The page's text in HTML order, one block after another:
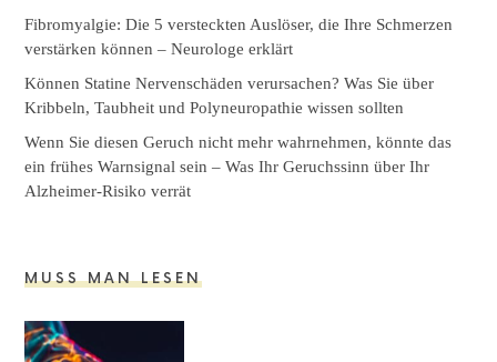
Fibromyalgie: Die 5 versteckten Auslöser, die Ihre Schmerzen
verstärken können – Neurologe erklärt
Können Statine Nervenschäden verursachen? Was Sie über
Kribbeln, Taubheit und Polyneuropathie wissen sollten
Wenn Sie diesen Geruch nicht mehr wahrnehmen, könnte das
ein frühes Warnsignal sein – Was Ihr Geruchssinn über Ihr
Alzheimer-Risiko verrät
MUSS MAN LESEN